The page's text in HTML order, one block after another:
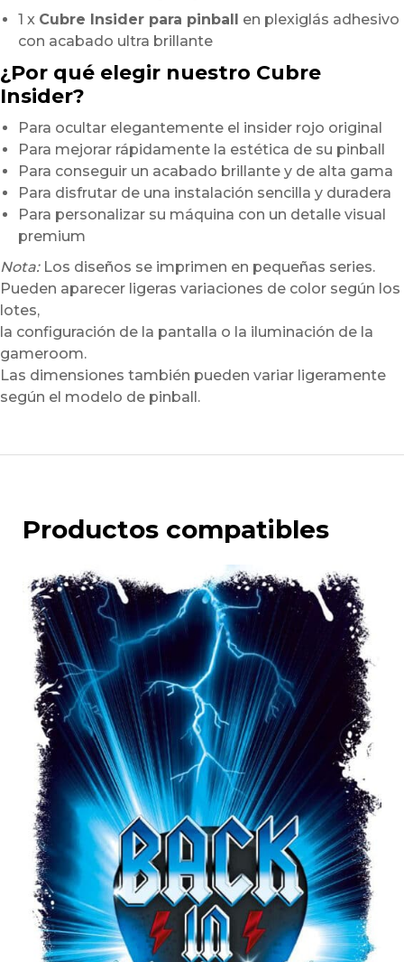
1 x Cubre Insider para pinball
en plexiglás adhesivo
con acabado ultra brillante
¿Por qué elegir nuestro Cubre
Insider?
Para ocultar elegantemente el insider rojo original
Para mejorar rápidamente la estética de su pinball
Para conseguir un acabado brillante y de alta gama
Para disfrutar de una instalación sencilla y duradera
Para personalizar su máquina con un detalle visual
premium
Nota:Los diseños se imprimen en pequeñas series.
Pueden aparecer ligeras variaciones de color según los
lotes,
la configuración de la pantalla o la iluminación de la
gameroom.
Las dimensiones también pueden variar ligeramente
según el modelo de pinball.
Productos compatibles